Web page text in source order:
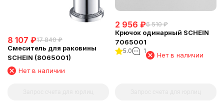
8 107 ₽17 840 ₽
Смеситель для раковины
SCHEIN (8065001)
Нет в наличии
2 956 ₽6 510 ₽
Крючок одинарный SCHEIN
7065001
5.0 1
Нет в наличии